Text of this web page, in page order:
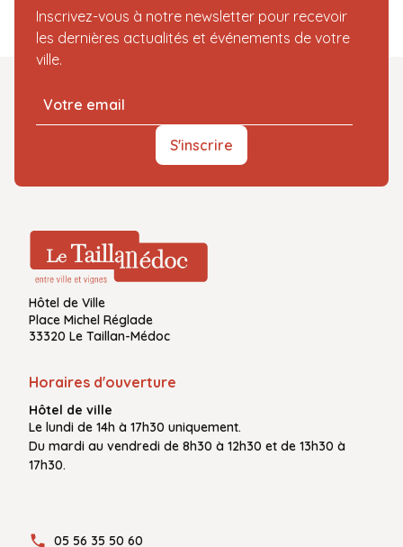
Inscrivez-vous à notre newsletter pour recevoir
les dernières actualités et événements de votre
ville.
S'inscrire
Hôtel de Ville
Place Michel Réglade
33320 Le Taillan-Médoc
Horaires d'ouverture
Hôtel de ville
Le lundi de 14h à 17h30 uniquement.
Du mardi au vendredi de 8h30 à 12h30 et de 13h30 à
17h30.
05 56 35 50 60